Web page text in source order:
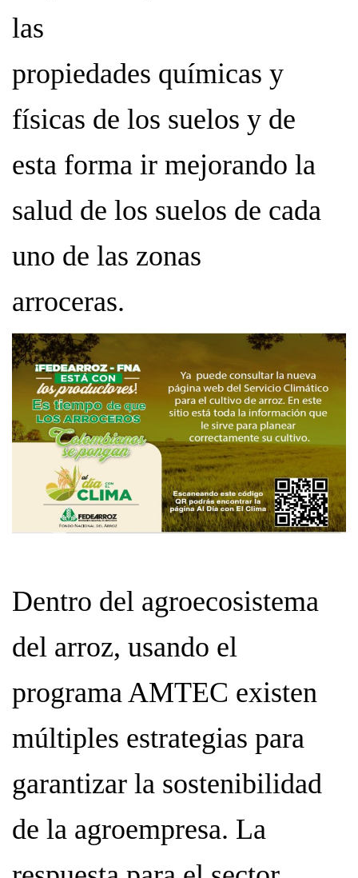
las
propiedades químicas y
físicas de los suelos y de
esta forma ir mejorando la
salud de los suelos de cada
uno de las zonas
arroceras.
Dentro del agroecosistema
del arroz, usando el
programa AMTEC existen
múltiples estrategias para
garantizar la sostenibilidad
de la agroempresa. La